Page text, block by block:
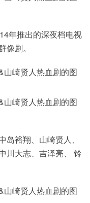
年推出的深夜档电视
剧。
裕翔、山崎贤人、
川大志、吉泽亮、 铃